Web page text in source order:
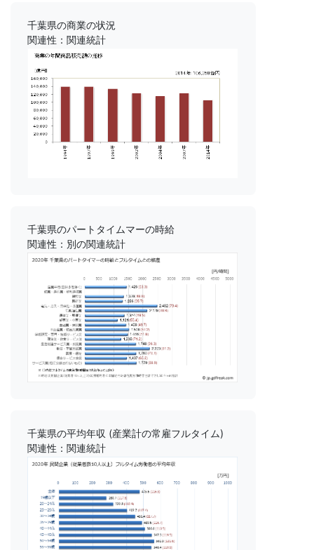
千葉県の商業の状況
関連性：関連統計
千葉県のパートタイムマーの時給
関連性：別の関連統計
千葉県の平均年収 (産業計の常雇フルタイム)
関連性：関連統計